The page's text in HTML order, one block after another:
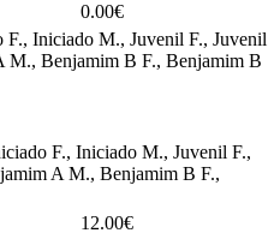
0.00€
Iniciado M., Juvenil F., Juvenil
M., Benjamim B F., Benjamim B
F., Iniciado M., Juvenil F.,
A M., Benjamim B F.,
12.00€